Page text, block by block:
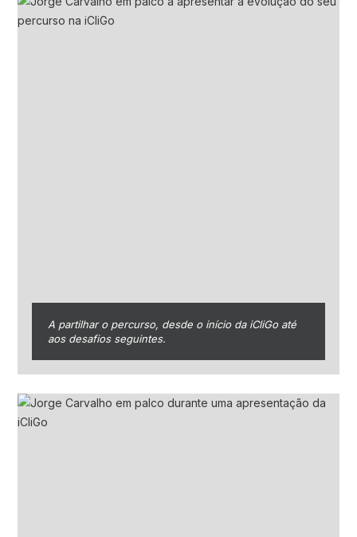
A partilhar o percurso, desde o início da iCliGo até
aos desafios seguintes.